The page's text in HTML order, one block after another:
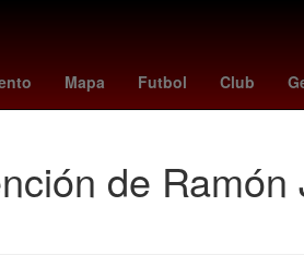
Mapa Futbol Club
dmax mexico 27 de marzo
de